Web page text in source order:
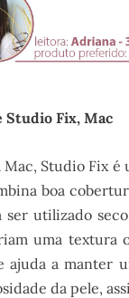
Studio Fix, Mac
Studio Fix é
boa
ser utilizado
uma textura
ajuda a manter
da pele,